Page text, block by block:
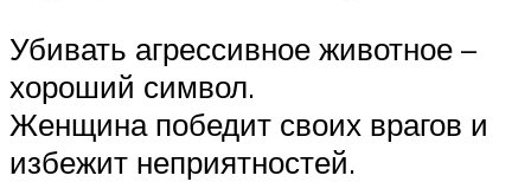
Убивать агрессивное животное –
хороший символ.
Женщина победит своих врагов и
избежит неприятностей.